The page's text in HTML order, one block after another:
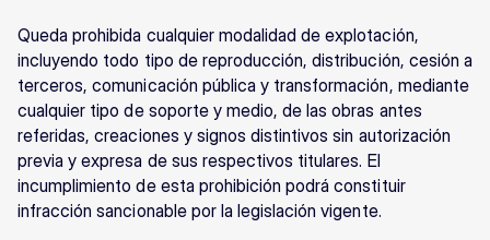
Queda prohibida cualquier modalidad de explotación,
incluyendo todo tipo de reproducción, distribución, cesión a
terceros, comunicación pública y transformación, mediante
cualquier tipo de soporte y medio, de las obras antes
referidas, creaciones y signos distintivos sin autorización
previa y expresa de sus respectivos titulares. El
incumplimiento de esta prohibición podrá constituir
infracción sancionable por la legislación vigente.